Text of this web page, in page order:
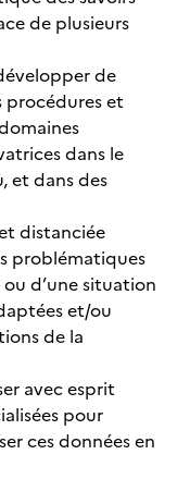
de plusieurs
de
procédures et
dans le
et dans des
distanciée
problématiques
d’une situation
et/ou
de la
avec esprit
pour
ces données en